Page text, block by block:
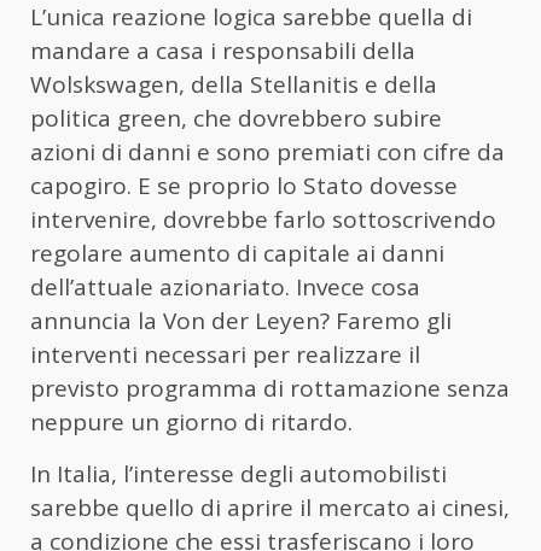
L’unica reazione logica sarebbe quella di
mandare a casa i responsabili della
Wolskswagen, della Stellanitis e della
politica green, che dovrebbero subire
azioni di danni e sono premiati con cifre da
capogiro. E se proprio lo Stato dovesse
intervenire, dovrebbe farlo sottoscrivendo
regolare aumento di capitale ai danni
dell’attuale azionariato. Invece cosa
annuncia la Von der Leyen? Faremo gli
interventi necessari per realizzare il
previsto programma di rottamazione senza
neppure un giorno di ritardo.
In Italia, l’interesse degli automobilisti
sarebbe quello di aprire il mercato ai cinesi,
a condizione che essi trasferiscano i loro